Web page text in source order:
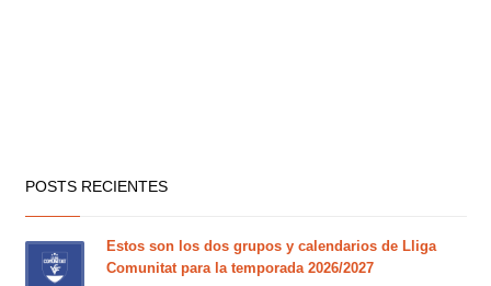
POSTS RECIENTES
Estos son los dos grupos y calendarios de Lliga
Comunitat para la temporada 2026/2027